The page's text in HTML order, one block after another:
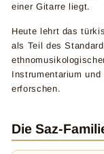
einer Gitarre liegt.
Heute lehrt das
als Teil des
Instrumentarium
erforschen.
Die Saz-